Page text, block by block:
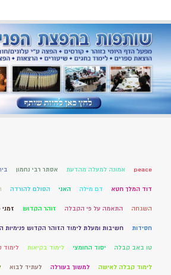
peace אמונה למעלה מהדעת אסתר רבי נחמון
דוד המלך חטא דם מילה האני הסולם להורדה
השגחה התאמה על פי הקבלה זוהר הקדוש
חסידות חשיבות ומעלת לימוד הזוהר הקדוש
טו באב קבלה יסוד החומצי לימוד בקיאות לימוד
לימוד קבלה לאישה למשוך בעורלה לעתיד לבוא